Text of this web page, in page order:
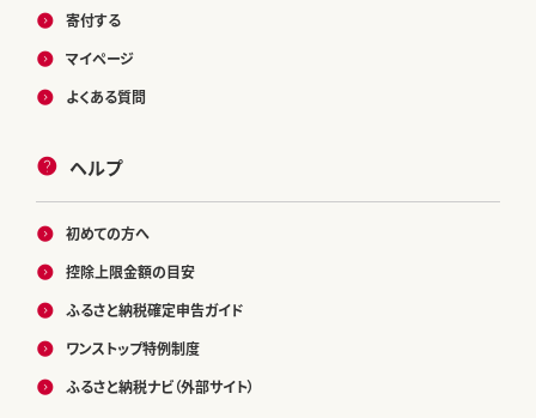
寄付する
マイページ
よくある質問
ヘルプ
初めての方へ
控除上限金額の目安
ふるさと納税確定申告ガイド
ワンストップ特例制度
ふるさと納税ナビ（外部サイト）